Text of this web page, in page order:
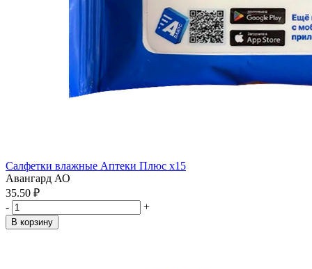
Салфетки влажные Аптеки Плюс x15
Авангард АО
35.50 ₽
-
+
В корзину